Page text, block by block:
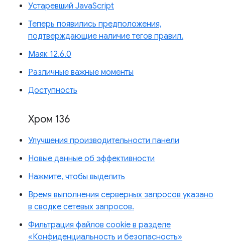
Устаревший JavaScript
Теперь появились предположения,
подтверждающие наличие тегов правил.
Маяк 12.6.0
Различные важные моменты
Доступность
Хром 136
Улучшения производительности панели
Новые данные об эффективности
Нажмите, чтобы выделить
Время выполнения серверных запросов указано
в сводке сетевых запросов.
Фильтрация файлов cookie в разделе
«Конфиденциальность и безопасность»